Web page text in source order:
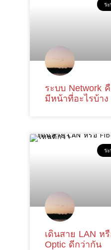
ร
ระบบ Network
มีหน้าที่อะไรบ้าง
ร
เดินสาย LAN ห
Optic ดีกว่ากัน